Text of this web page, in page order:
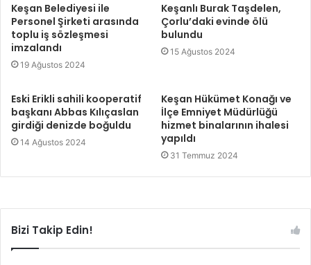
Keşan Belediyesi ile
Personel Şirketi arasında
toplu iş sözleşmesi
imzalandı
19 Ağustos 2024
Keşanlı Burak Taşdelen,
Çorlu’daki evinde ölü
bulundu
15 Ağustos 2024
Eski Erikli sahili kooperatif
başkanı Abbas Kılıçaslan
girdiği denizde boğuldu
14 Ağustos 2024
Keşan Hükümet Konağı ve
İlçe Emniyet Müdürlüğü
hizmet binalarının ihalesi
yapıldı
31 Temmuz 2024
Bizi Takip Edin!